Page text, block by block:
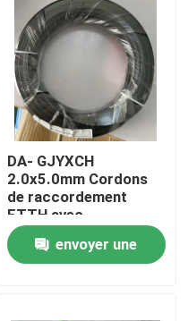
DA- GJYXCH
2.0x5.0mm Cordons
de raccordement
FTTH avec
connecteur Mini SC
étanche et connecteur
traversant
envoyer une